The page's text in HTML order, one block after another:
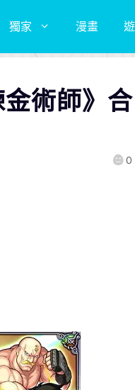
獨家 漫畫
術師》合
0